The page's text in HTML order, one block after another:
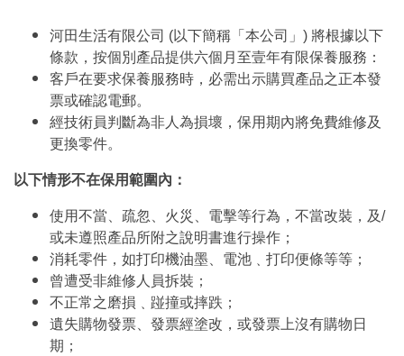
河田生活有限公司 (以下簡稱「本公司」) 將根據以下
條款，按個別產品提供六個月至壹年有限保養服務：
客戶在要求保養服務時，必需出示購買產品之正本發
票或確認電郵。
經技術員判斷為非人為損壞，保用期內將免費維修及
更換零件。
以下情形不在保用範圍內：
使用不當、疏忽、火災、電擊等行為，不當改裝，及/
或未遵照產品所附之說明書進行操作；
消耗零件，如打印機油墨、電池﹑打印便條等等；
曾遭受非維修人員拆裝；
不正常之磨損﹑踫撞或摔跌；
遺失購物發票、發票經塗改，或發票上沒有購物日
期；